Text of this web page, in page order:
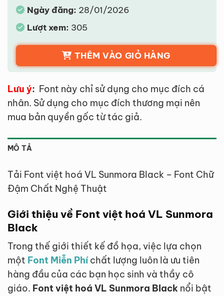
Ngày đăng: 28/01/2026
Lượt xem: 305
THÊM VÀO GIỎ HÀNG
Lưu ý: Font này chỉ sử dụng cho mục đích cá
nhân. Sử dụng cho mục đích thương mại nên
mua bản quyền gốc từ tác giả.
MÔ TẢ
Tải Font việt hoá VL Sunmora Black – Font Chữ
Đậm Chất Nghệ Thuật
Giới thiệu về Font việt hoá VL Sunmora
Black
Trong thế giới thiết kế đồ họa, việc lựa chọn
một Font Miễn Phíchất lượng luôn là ưu tiên
hàng đầu của các bạn học sinh và thầy cô
giáo. Font việt hoá VL Sunmora Black nổi bật